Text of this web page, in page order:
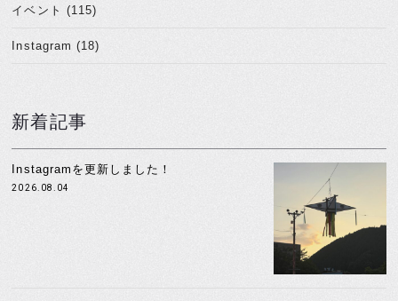
イベント (115)
Instagram (18)
新着記事
Instagramを更新しました！
2026.08.04